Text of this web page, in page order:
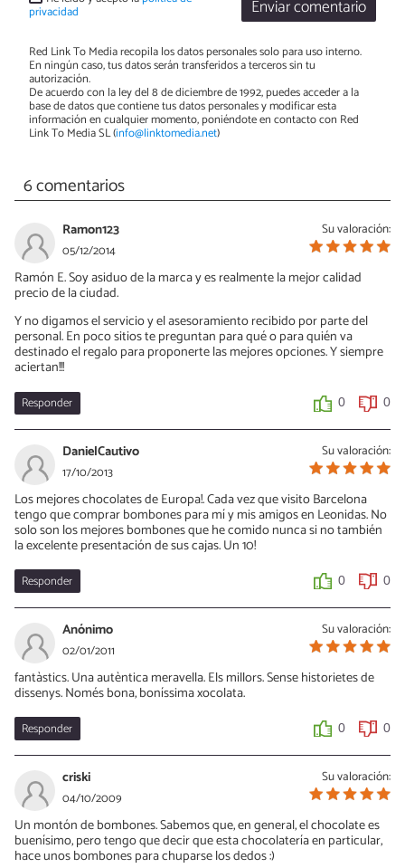
Enviar comentario
privacidad
Red Link To Media recopila los datos personales solo para uso interno.
En ningún caso, tus datos serán transferidos a terceros sin tu
autorización.
De acuerdo con la ley del 8 de diciembre de 1992, puedes acceder a la
base de datos que contiene tus datos personales y modificar esta
información en cualquier momento, poniéndote en contacto con Red
Link To Media SL (info@linktomedia.net)
6 comentarios
Su valoración:
Ramon123
05/12/2014
Ramón E. Soy asiduo de la marca y es realmente la mejor calidad
precio de la ciudad.
Y no digamos el servicio y el asesoramiento recibido por parte del
personal. En poco sitios te preguntan para qué o para quién va
destinado el regalo para proponerte las mejores opciones. Y siempre
aciertan!!!
Responder 0 0
Su valoración:
DanielCautivo
17/10/2013
Los mejores chocolates de Europa!. Cada vez que visito Barcelona
tengo que comprar bombones para mí y mis amigos en Leonidas. No
solo son los mejores bombones que he comido nunca si no también
la excelente presentación de sus cajas. Un 10!
Responder 0 0
Su valoración:
Anónimo
02/01/2011
fantàstics. Una autèntica meravella. Els millors. Sense historietes de
dissenys. Només bona, boníssima xocolata.
Responder 0 0
Su valoración:
criski
04/10/2009
Un montón de bombones. Sabemos que, en general, el chocolate es
buenísimo, pero tengo que decir que esta chocolatería en particular,
hace unos bombones para chuparse los dedos :)